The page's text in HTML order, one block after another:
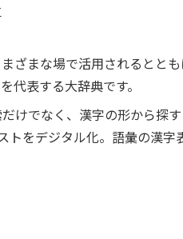
ざまな場で活用されるとと
代表する大辞典です。
けでなく、漢字の形から探
トをデジタル化。語彙の漢字